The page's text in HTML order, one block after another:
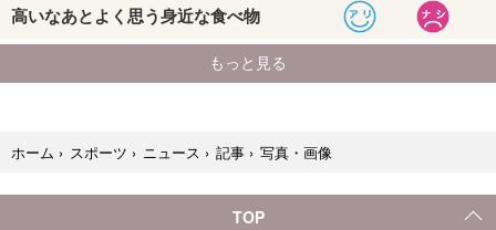
ホーム › スポーツ › ニュース › 記事 › 写真・画像
TOP